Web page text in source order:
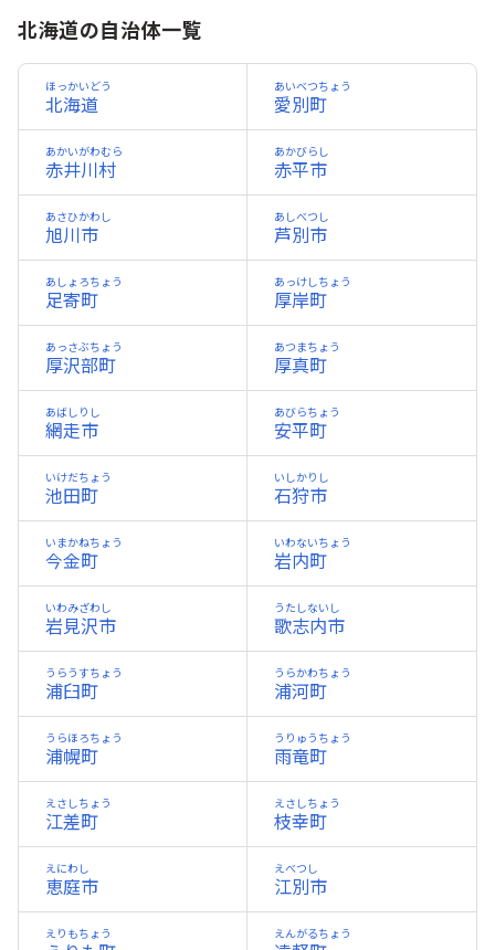
北海道の自治体一覧
北海道
ほっかいどう
愛別町
あいベつちょう
赤井川村
あかいがわむら
赤平市
あかびらし
旭川市
あさひかわし
芦別市
あしべつし
足寄町
あしょろちょう
厚岸町
あっけしちょう
厚沢部町
あっさぶちょう
厚真町
あつまちょう
網走市
あばしりし
安平町
あびらちょう
池田町
いけだちょう
石狩市
いしかりし
今金町
いまかねちょう
岩内町
いわないちょう
岩見沢市
いわみざわし
歌志内市
うたしないし
浦臼町
うらうすちょう
浦河町
うらかわちょう
浦幌町
うらほろちょう
雨竜町
うりゅうちょう
江差町
えさしちょう
枝幸町
えさしちょう
恵庭市
えにわし
江別市
えべつし
えりもちょう えんがるちょう